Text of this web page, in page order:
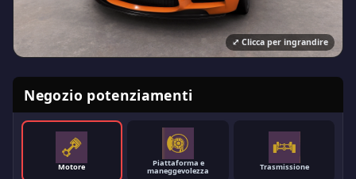
Negozio potenziamenti
Motore Piattaforma e
maneggevolezza Trasmissione
⤢ Clicca per ingrandire